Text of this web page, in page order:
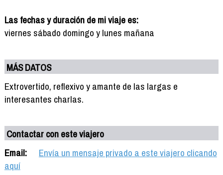
Las fechas y duración de mi viaje es:
viernes sábado domingo y lunes mañana
MÁS DATOS
Extrovertido, reflexivo y amante de las largas e
interesantes charlas.
Contactar con este viajero
Email:
Envía un mensaje privado a este viajero clicando
aquí